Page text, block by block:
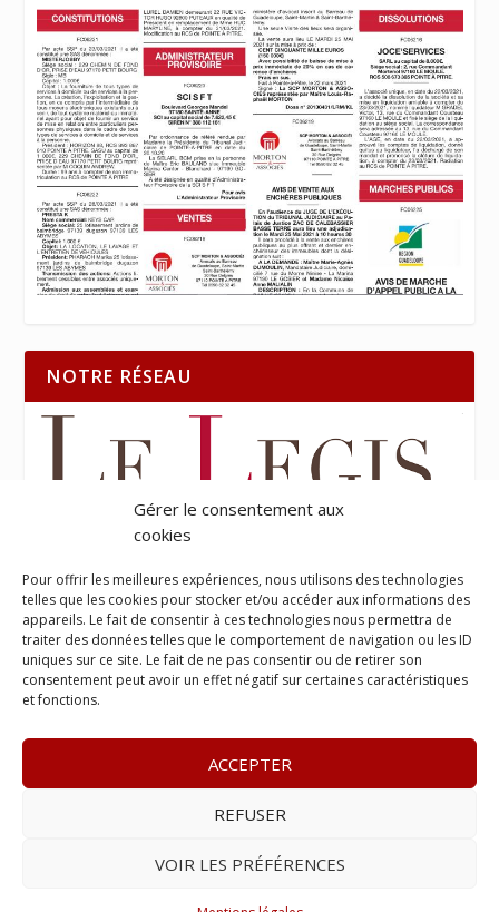
Gérer le consentement aux
cookies
Pour offrir les meilleures expériences, nous utilisons des technologies
telles que les cookies pour stocker et/ou accéder aux informations des
appareils. Le fait de consentir à ces technologies nous permettra de
traiter des données telles que le comportement de navigation ou les ID
uniques sur ce site. Le fait de ne pas consentir ou de retirer son
consentement peut avoir un effet négatif sur certaines caractéristiques
et fonctions.
ACCEPTER
REFUSER
VOIR LES PRÉFÉRENCES
NOTRE RÉSEAU
– www.leprobant.fr –
contact@leprobant.fr–